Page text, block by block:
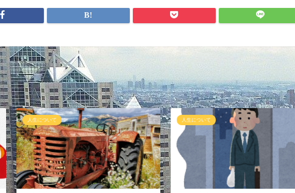
人生について 人生について